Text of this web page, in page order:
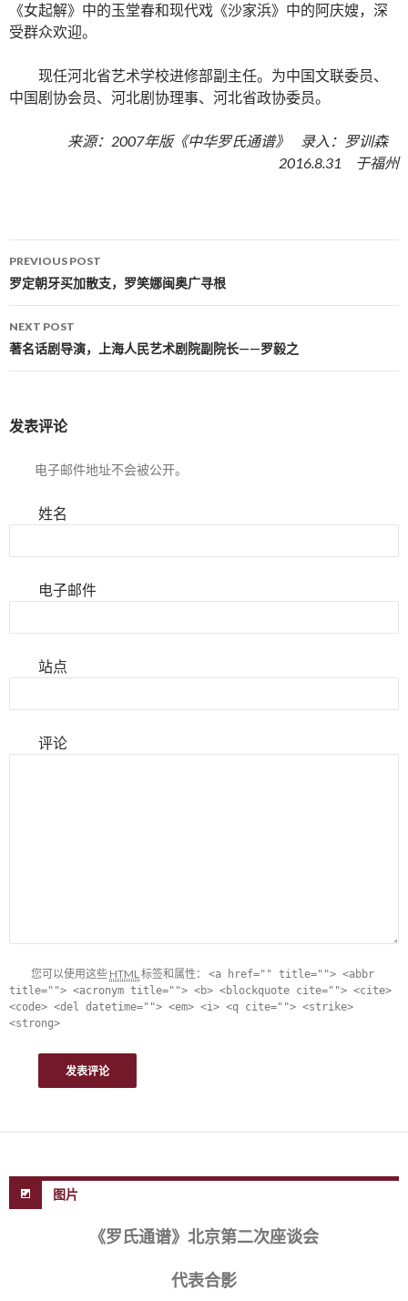
《女起解》中的玉堂春和现代戏《沙家浜》中的阿庆嫂，深
受群众欢迎。
现任河北省艺术学校进修部副主任。为中国文联委员、
中国剧协会员、河北剧协理事、河北省政协委员。
来源：2007年版《中华罗氏通谱》 录入：罗训森
2016.8.31 于福州
Post navigation
PREVIOUS POST
罗定朝牙买加散支，罗笑娜闽奥广寻根
NEXT POST
著名话剧导演，上海人民艺术剧院副院长——罗毅之
发表评论
电子邮件地址不会被公开。
姓名
电子邮件
站点
评论
您可以使用这些 HTML标签和属性： <a href="" title=""> <abbr
title=""> <acronym title=""> <b> <blockquote cite=""> <cite>
<code> <del datetime=""> <em> <i> <q cite=""> <strike>
<strong>
图片
《罗氏通谱》北京第二次座谈会
代表合影